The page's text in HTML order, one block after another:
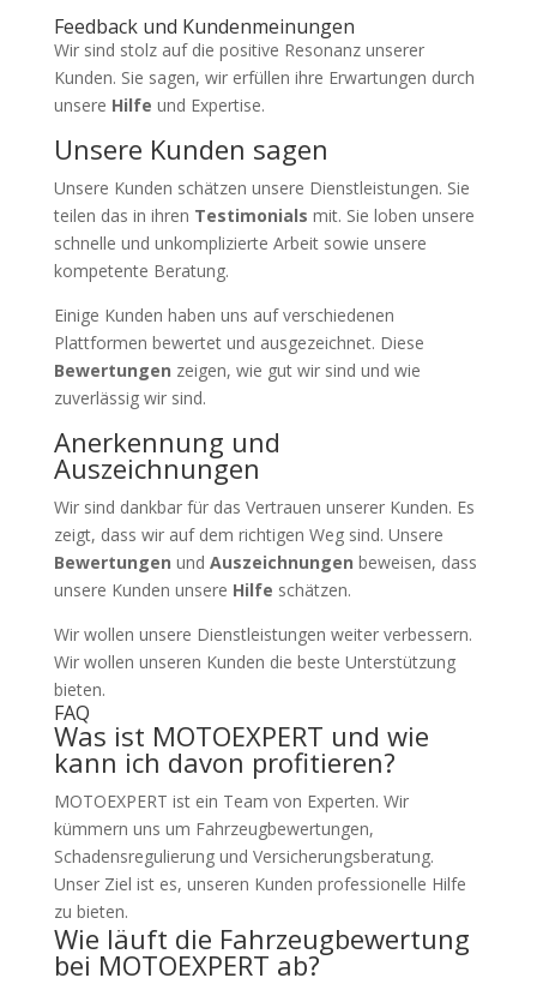
Feedback und Kundenmeinungen
Wir sind stolz auf die positive Resonanz unserer
Kunden. Sie sagen, wir erfüllen ihre Erwartungen durch
unsere Hilfe und Expertise.
Unsere Kunden sagen
Unsere Kunden schätzen unsere Dienstleistungen. Sie
teilen das in ihren Testimonials mit. Sie loben unsere
schnelle und unkomplizierte Arbeit sowie unsere
kompetente Beratung.
Einige Kunden haben uns auf verschiedenen
Plattformen bewertet und ausgezeichnet. Diese
Bewertungen zeigen, wie gut wir sind und wie
zuverlässig wir sind.
Anerkennung und
Auszeichnungen
Wir sind dankbar für das Vertrauen unserer Kunden. Es
zeigt, dass wir auf dem richtigen Weg sind. Unsere
Bewertungen und Auszeichnungen beweisen, dass
unsere Kunden unsere Hilfe schätzen.
Wir wollen unsere Dienstleistungen weiter verbessern.
Wir wollen unseren Kunden die beste Unterstützung
bieten.
FAQ
Was ist MOTOEXPERT und wie
kann ich davon profitieren?
MOTOEXPERT ist ein Team von Experten. Wir
kümmern uns um Fahrzeugbewertungen,
Schadensregulierung und Versicherungsberatung.
Unser Ziel ist es, unseren Kunden professionelle Hilfe
zu bieten.
Wie läuft die Fahrzeugbewertung
bei MOTOEXPERT ab?